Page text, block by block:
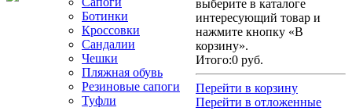
Ботинки
Кроссовки
Сандалии
Чешки
Пляжная обувь
Резиновые сапоги
Туфли
выберите в каталоге
интересующий товар и
нажмите кнопку «В
корзину».
Итого:0 руб.
Перейти в корзину
Перейти в отложенные